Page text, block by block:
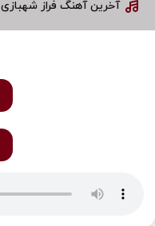
آخرین آهنگ فراز شهبازی